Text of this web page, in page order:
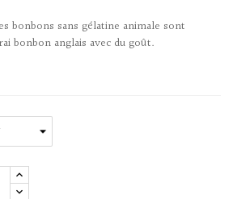
bonbons sans gélatine animale sont
bonbon anglais avec du goût.